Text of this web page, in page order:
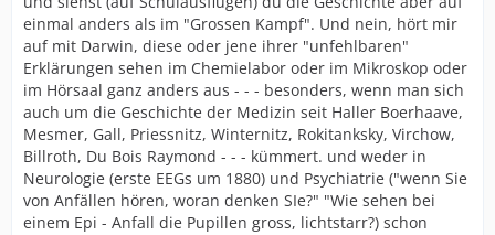
einmal anders als im "Grossen Kampf". Und nein, hört mir
auf mit Darwin, diese oder jene ihrer "unfehlbaren"
Erklärungen sehen im Chemielabor oder im Mikroskop oder
im Hörsaal ganz anders aus - - - besonders, wenn man sich
auch um die Geschichte der Medizin seit Haller Boerhaave,
Mesmer, Gall, Priessnitz, Winternitz, Rokitanksky, Virchow,
Billroth, Du Bois Raymond - - - kümmert. und weder in
Neurologie (erste EEGs um 1880) und Psychiatrie ("wenn Sie
von Anfällen hören, woran denken SIe?" "Wie sehen bei
einem Epi - Anfall die Pupillen gross, lichtstarr?) schon